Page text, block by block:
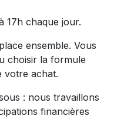
17h chaque jour.
ensemble. Vous
choisir la formule
votre achat.
: nous travaillons
financières